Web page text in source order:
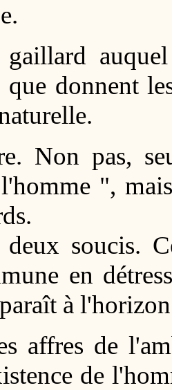
donnent
Non pas,
",
soucis.
en
à
affres de
de